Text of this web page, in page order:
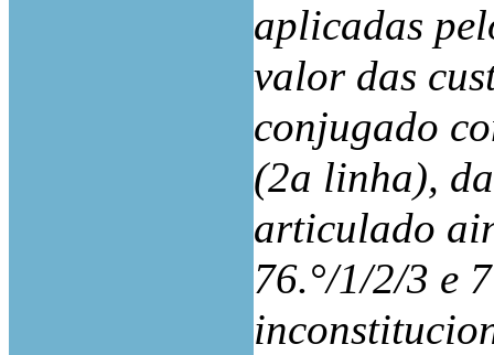
aplicadas
valor das
conjugado
(2a linha),
articulado
76.°/1/2/3 e